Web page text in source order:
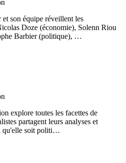
son équipe réveillent les
Doze (économie), Solenn Riou
Barbier (politique), …
explore toutes les facettes de
partagent leurs analyses et
soit politi…